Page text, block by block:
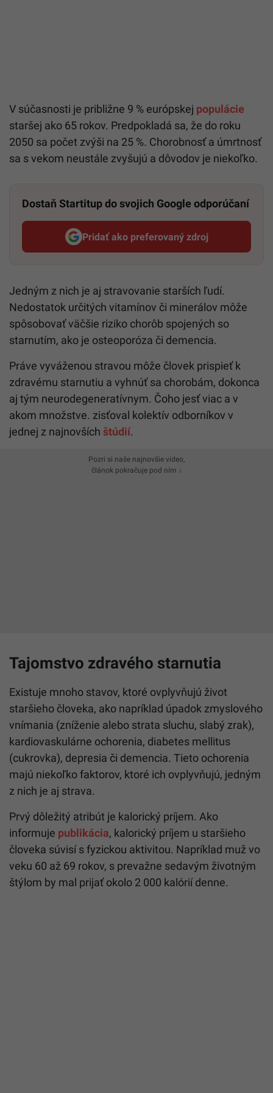
V súčasnosti je približne 9 % európskej populácie
staršej ako 65 rokov. Predpokladá sa, že do roku
2050 sa počet zvýši na 25 %. Chorobnosť a úmrtnosť
sa s vekom neustále zvyšujú a dôvodov je niekoľko.
Dostaň Startitup do svojich Google odporúčaní
Pridať ako preferovaný zdroj
Startitup, odkaz sa otvorí v
Jedným z nich je aj stravovanie starších ľudí.
Nedostatok určitých vitamínov či minerálov môže
spôsobovať väčšie riziko chorôb spojených so
starnutím, ako je osteoporóza či demencia.
Práve vyváženou stravou môže človek prispieť k
zdravému starnutiu a vyhnúť sa chorobám, dokonca
aj tým neurodegeneratívnym. Čoho jesť viac a v
akom množstve. zisťoval kolektív odborníkov v
jednej z najnovších štúdií.
Pozri si naše najnovšie video,
článok pokračuje pod ním ↓
Tajomstvo zdravého starnutia
Existuje mnoho stavov, ktoré ovplyvňujú život
staršieho človeka, ako napríklad úpadok zmyslového
vnímania (zníženie alebo strata sluchu, slabý zrak),
kardiovaskulárne ochorenia, diabetes mellitus
(cukrovka), depresia či demencia. Tieto ochorenia
majú niekoľko faktorov, ktoré ich ovplyvňujú, jedným
z nich je aj strava.
Prvý dôležitý atribút je kalorický príjem. Ako
informuje publikácia, kalorický príjem u staršieho
človeka súvisí s fyzickou aktivitou. Napríklad muž vo
veku 60 až 69 rokov, s prevažne sedavým životným
štýlom by mal prijať okolo 2 000 kalórií denne.